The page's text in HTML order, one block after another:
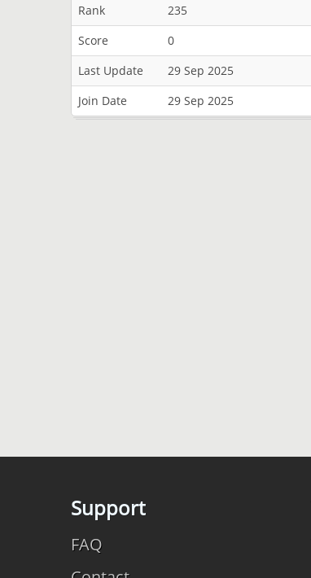
Rank
235
Score
0
Last Update
29 Sep 2025
Join Date
29 Sep 2025
Support
FAQ